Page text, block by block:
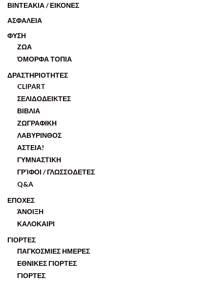
ΒΙΝΤΕΑΚΙΑ / ΕΙΚΟΝΕΣ
ΑΣΦΑΛΕΙΑ
ΦΥΣΗ
ΖΩΑ
ΌΜΟΡΦΑ ΤΟΠΙΑ
ΔΡΑΣΤΗΡΙΟΤΗΤΕΣ
CLIPART
ΣΕΛΙΔΟΔΕΙΚΤΕΣ
ΒΙΒΛΙΑ
ΖΩΓΡΑΦΙΚΗ
ΛΑΒΥΡΙΝΘΟΣ
ΑΣΤΕΙΑ!
ΓΥΜΝΑΣΤΙΚΗ
ΓΡΊΦΟΙ / ΓΛΩΣΣΟΔΕΤΕΣ
Q&A
ΕΠΟΧΕΣ
ΆΝΟΙΞΗ
ΚΑΛΟΚΑΙΡΙ
ΓΙΟΡΤΕΣ
ΠΑΓΚΟΣΜΙΕΣ ΗΜΕΡΕΣ
ΕΘΝΙΚΕΣ ΓΙΟΡΤΕΣ
ΓΙΟΡΤΕΣ